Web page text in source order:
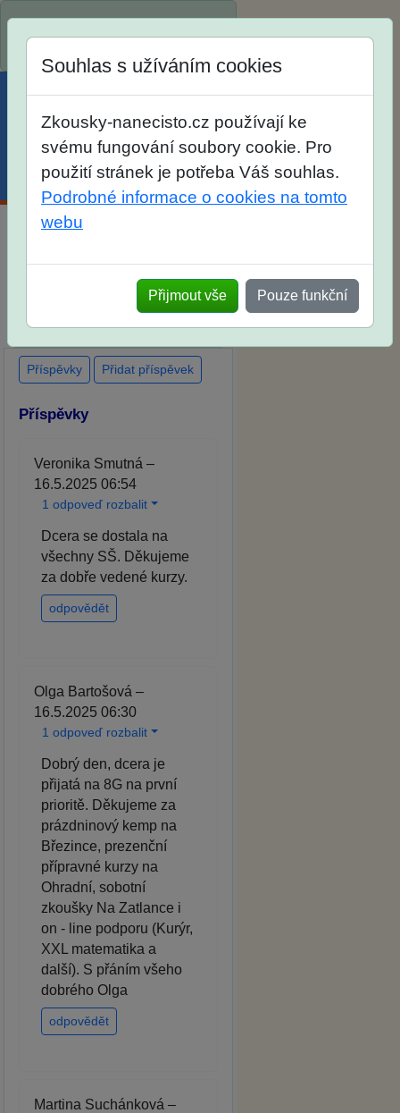
Menu Účet Košík
skutečných přijímacích
zkouškách
Souhlas s užíváním cookies
Zkousky-nanecisto.cz používají ke
svému fungování soubory cookie. Pro
použití stránek je potřeba Váš souhlas.
Podrobné informace o cookies na tomto
webu
Přijmout vše Pouze funkční
Příspěvky Přidat příspěvek
Příspěvky
Veronika Smutná –
16.5.2025 06:54
1 odpoveď rozbalit
Dcera se dostala na
všechny SŠ. Děkujeme
za dobře vedené kurzy.
odpovědět
Olga Bartošová –
16.5.2025 06:30
1 odpoveď rozbalit
Dobrý den, dcera je
přijatá na 8G na první
prioritě. Děkujeme za
prázdninový kemp na
Březince, prezenční
přípravné kurzy na
Ohradní, sobotní
zkoušky Na Zatlance i
on - line podporu (Kurýr,
XXL matematika a
další). S přáním všeho
dobrého Olga
odpovědět
Martina Suchánková –